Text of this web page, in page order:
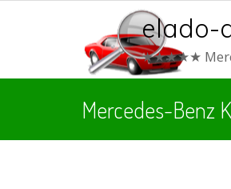
elado-
★★★★★
Mercedes-Benz